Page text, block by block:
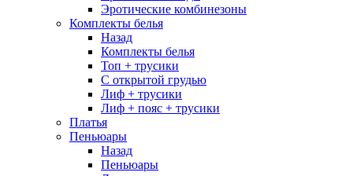
Эротические комбинезоны
Комплекты белья
Назад
Комплекты белья
Топ + трусики
С открытой грудью
Лиф + трусики
Лиф + пояс + трусики
Платья
Пеньюары
Назад
Пеньюары